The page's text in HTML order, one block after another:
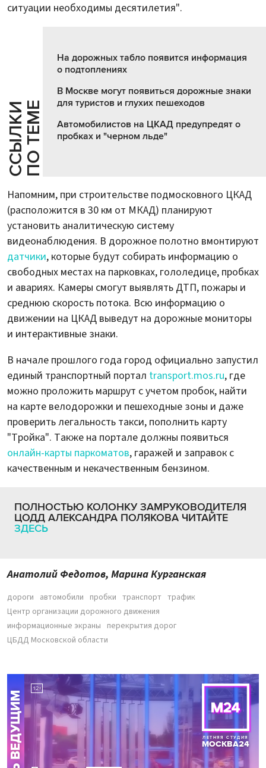
ситуации необходимы десятилетия".
С
С
Ы
Л
К
И
П
О
Т
Е
МЕ
На дорожных табло появится информация
о подтоплениях
В Москве могут появиться дорожные знаки
для туристов и глухих пешеходов
Автомобилистов на ЦКАД предупредят о
пробках и "черном льде"
Напомним, при строительстве подмосковного ЦКАД
(расположится в 30 км от МКАД) планируют
установить аналитическую систему
видеонаблюдения. В дорожное полотно вмонтируют
датчики, которые будут собирать информацию о
свободных местах на парковках, гололедице, пробках
и авариях. Камеры смогут выявлять ДТП, пожары и
среднюю скорость потока. Всю информацию о
движении на ЦКАД выведут на дорожные мониторы
и интерактивные знаки.
В начале прошлого года город официально запустил
единый транспортный портал transport.mos.ru, где
можно проложить маршрут с учетом пробок, найти
на карте велодорожки и пешеходные зоны и даже
проверить легальность такси, пополнить карту
"Тройка". Также на портале должны появиться
онлайн-карты паркоматов, гаражей и заправок с
качественным и некачественным бензином.
ПОЛНОСТЬЮ КОЛОНКУ ЗАМРУКОВОДИТЕЛЯ
ЦОДД АЛЕКСАНДРА ПОЛЯКОВА ЧИТАЙТЕ
ЗДЕСЬ
Анатолий Федотов, Марина Курганская
дороги автомобили пробки транспорт трафик
Центр организации дорожного движения
информационные экраны перекрытия дорог
ЦБДД Московской области